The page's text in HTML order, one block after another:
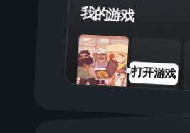
我的游戏
打开游戏